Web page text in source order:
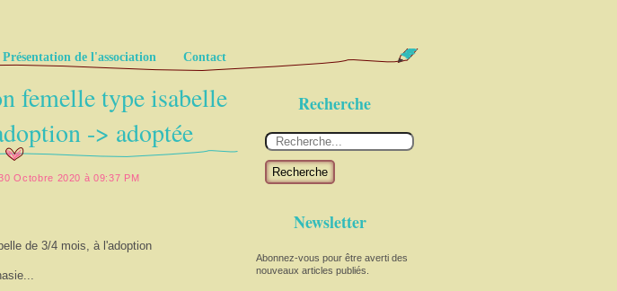
Présentation de l'association Contact
Recherche
Recherche
Newsletter
Abonnez-vous pour être averti des
nouveaux articles publiés.
femelle type isabelle
-> adoptée
Octobre 2020 à 09:37 PM
de 3/4 mois, à l'adoption